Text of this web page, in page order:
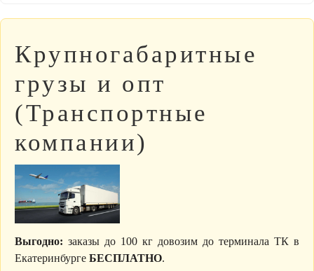
Крупногабаритные
грузы и опт
(Транспортные
компании)
Выгодно: заказы до 100 кг довозим до терминала ТК в
Екатеринбурге БЕСПЛАТНО.